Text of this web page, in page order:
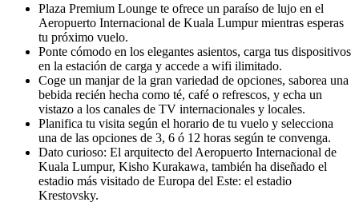
Plaza Premium Lounge te ofrece un paraíso de lujo en el
Aeropuerto Internacional de Kuala Lumpur mientras esperas
tu próximo vuelo.
Ponte cómodo en los elegantes asientos, carga tus dispositivos
en la estación de carga y accede a wifi ilimitado.
Coge un manjar de la gran variedad de opciones, saborea una
bebida recién hecha como té, café o refrescos, y echa un
vistazo a los canales de TV internacionales y locales.
Planifica tu visita según el horario de tu vuelo y selecciona
una de las opciones de 3, 6 ó 12 horas según te convenga.
Dato curioso: El arquitecto del Aeropuerto Internacional de
Kuala Lumpur, Kisho Kurakawa, también ha diseñado el
estadio más visitado de Europa del Este: el estadio
Krestovsky.